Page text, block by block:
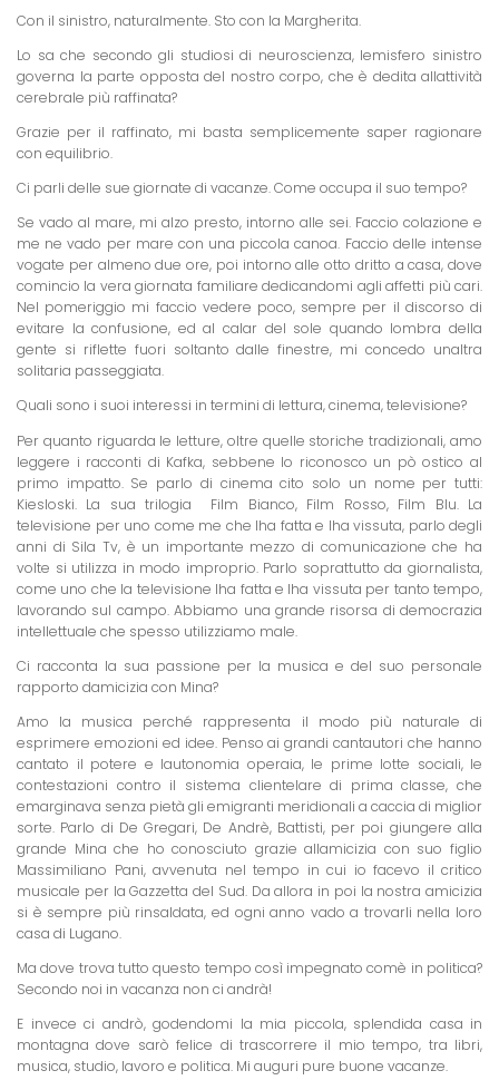
Con il sinistro, naturalmente. Sto con la Margherita.
Lo sa che secondo gli studiosi di neuroscienza, lemisfero sinistro
governa la parte opposta del nostro corpo, che è dedita allattività
cerebrale più raffinata?
Grazie per il raffinato, mi basta semplicemente saper ragionare
con equilibrio.
Ci parli delle sue giornate di vacanze. Come occupa il suo tempo?
Se vado al mare, mi alzo presto, intorno alle sei. Faccio colazione e
me ne vado per mare con una piccola canoa. Faccio delle intense
vogate per almeno due ore, poi intorno alle otto dritto a casa, dove
comincio la vera giornata familiare dedicandomi agli affetti più cari.
Nel pomeriggio mi faccio vedere poco, sempre per il discorso di
evitare la confusione, ed al calar del sole quando lombra della
gente si riflette fuori soltanto dalle finestre, mi concedo unaltra
solitaria passeggiata.
Quali sono i suoi interessi in termini di lettura, cinema, televisione?
Per quanto riguarda le letture, oltre quelle storiche tradizionali, amo
leggere i racconti di Kafka, sebbene lo riconosco un pò ostico al
primo impatto. Se parlo di cinema cito solo un nome per tutti:
Kiesloski. La sua trilogia  Film Bianco, Film Rosso, Film Blu. La
televisione per uno come me che lha fatta e lha vissuta, parlo degli
anni di Sila Tv, è un importante mezzo di comunicazione che ha
volte si utilizza in modo improprio. Parlo soprattutto da giornalista,
come uno che la televisione lha fatta e lha vissuta per tanto tempo,
lavorando sul campo. Abbiamo una grande risorsa di democrazia
intellettuale che spesso utilizziamo male.
Ci racconta la sua passione per la musica e del suo personale
rapporto damicizia con Mina?
Amo la musica perché rappresenta il modo più naturale di
esprimere emozioni ed idee. Penso ai grandi cantautori che hanno
cantato il potere e lautonomia operaia, le prime lotte sociali, le
contestazioni contro il sistema clientelare di prima classe, che
emarginava senza pietà gli emigranti meridionali a caccia di miglior
sorte. Parlo di De Gregari, De Andrè, Battisti, per poi giungere alla
grande Mina che ho conosciuto grazie allamicizia con suo figlio
Massimiliano Pani, avvenuta nel tempo in cui io facevo il critico
musicale per la Gazzetta del Sud. Da allora in poi la nostra amicizia
si è sempre più rinsaldata, ed ogni anno vado a trovarli nella loro
casa di Lugano.
Ma dove trova tutto questo tempo così impegnato comè in politica?
Secondo noi in vacanza non ci andrà!
E invece ci andrò, godendomi la mia piccola, splendida casa in
montagna dove sarò felice di trascorrere il mio tempo, tra libri,
musica, studio, lavoro e politica. Mi auguri pure buone vacanze.